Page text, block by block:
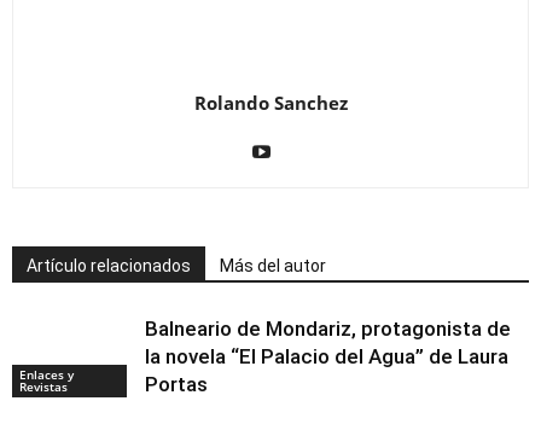
Rolando Sanchez
Artículo relacionados Más del autor
Enlaces y
Revistas
Balneario de Mondariz, protagonista de
la novela “El Palacio del Agua” de Laura
Portas